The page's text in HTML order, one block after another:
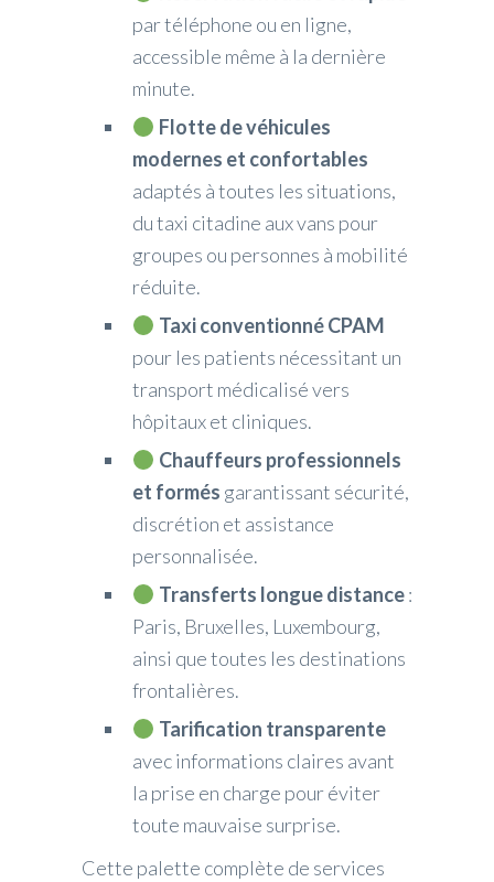
par téléphone ou en ligne,
accessible même à la dernière
minute.
Flotte de véhicules
modernes et confortables
adaptés à toutes les situations,
du taxi citadine aux vans pour
groupes ou personnes à mobilité
réduite.
Taxi conventionné CPAM
pour les patients nécessitant un
transport médicalisé vers
hôpitaux et cliniques.
Chauffeurs professionnels
et formés garantissant sécurité,
discrétion et assistance
personnalisée.
Transferts longue distance:
Paris, Bruxelles, Luxembourg,
ainsi que toutes les destinations
frontalières.
Tarification transparente
avec informations claires avant
la prise en charge pour éviter
toute mauvaise surprise.
Cette palette complète de services